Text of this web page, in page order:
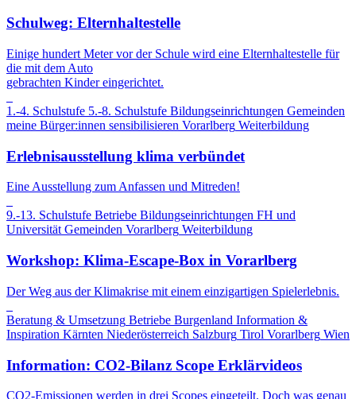
Schulweg: Elternhaltestelle
Einige hundert Meter vor der Schule wird eine Elternhaltestelle für
die mit dem Auto
gebrachten Kinder eingerichtet.
1.-4. Schulstufe 5.-8. Schulstufe Bildungseinrichtungen Gemeinden
meine Bürger:innen sensibilisieren Vorarlberg Weiterbildung
Erlebnisausstellung klima verbündet
Eine Ausstellung zum Anfassen und Mitreden!
9.-13. Schulstufe Betriebe Bildungseinrichtungen FH und
Universität Gemeinden Vorarlberg Weiterbildung
Workshop: Klima-Escape-Box in Vorarlberg
Der Weg aus der Klimakrise mit einem einzigartigen Spielerlebnis.
Beratung & Umsetzung Betriebe Burgenland Information &
Inspiration Kärnten Niederösterreich Salzburg Tirol Vorarlberg Wien
Information: CO2-Bilanz Scope Erklärvideos
CO2-Emissionen werden in drei Scopes eingeteilt. Doch was genau